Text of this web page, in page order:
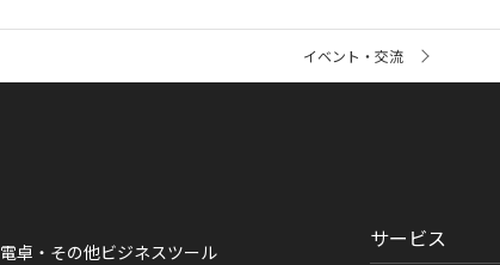
イベント・交流
電卓・その他ビジネスツール サービス